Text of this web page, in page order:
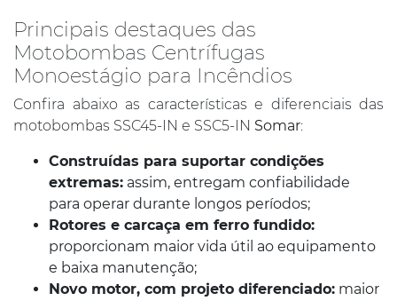
Principais destaques das
Motobombas Centrífugas
Monoestágio para Incêndios
Confira abaixo as características e diferenciais das
motobombas SSC45-IN e SSC5-IN Somar:
Construídas para suportar condições
extremas: assim, entregam confiabilidade
para operar durante longos períodos;
Rotores e carcaça em ferro fundido:
proporcionam maior vida útil ao equipamento
e baixa manutenção;
Novo motor, com projeto diferenciado: maior